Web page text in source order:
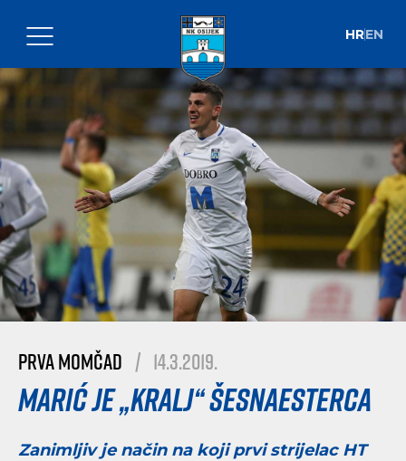
HREN
Prva momčad | 14.3.2019.
Marić je „kralj“ šesnaesterca
Zanimljiv je način na koji prvi strijelac HT